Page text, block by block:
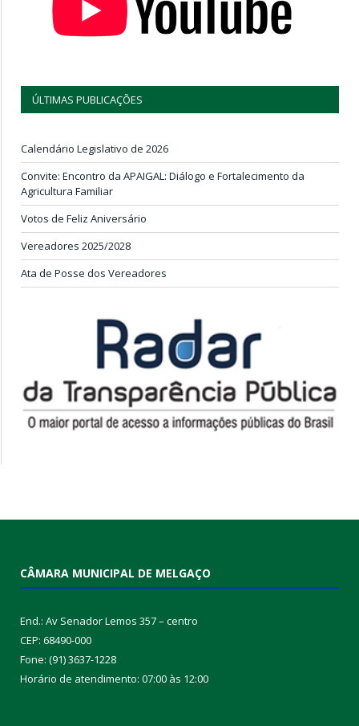
ÚLTIMAS PUBLICAÇÕES
Calendário Legislativo de 2026
Convite: Encontro da APAIGAL: Diálogo e Fortalecimento da
Agricultura Familiar
Votos de Feliz Aniversário
Vereadores 2025/2028
Ata de Posse dos Vereadores
CÂMARA MUNICIPAL DE MELGAÇO
End.: Av Senador Lemos 357 – centro
CEP: 68490-000
Fone: (91) 3637-1228
Horário de atendimento: 07:00 às 12:00